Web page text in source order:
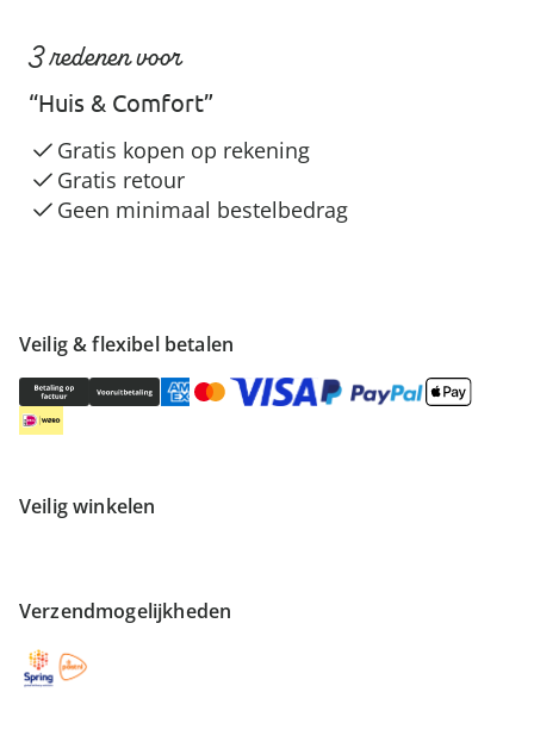
Veilig & flexibel betalen
Veilig winkelen
Verzendmogelijkheden
3 redenen voor
“Huis & Comfort”
Gratis kopen op rekening
Gratis retour
Geen minimaal bestelbedrag